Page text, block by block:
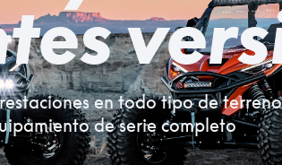
en todo tipo de
de serie completo